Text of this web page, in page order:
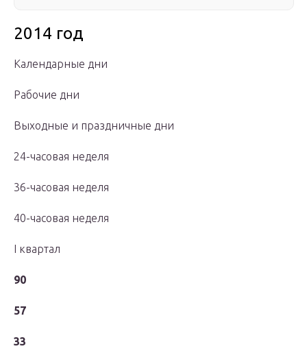
2014 год
Календарные дни
Рабочие дни
Выходные и праздничные дни
24-часовая неделя
36-часовая неделя
40-часовая неделя
I квартал
90
57
33